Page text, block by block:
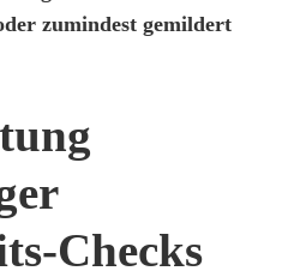
zumindest gemildert
Checks